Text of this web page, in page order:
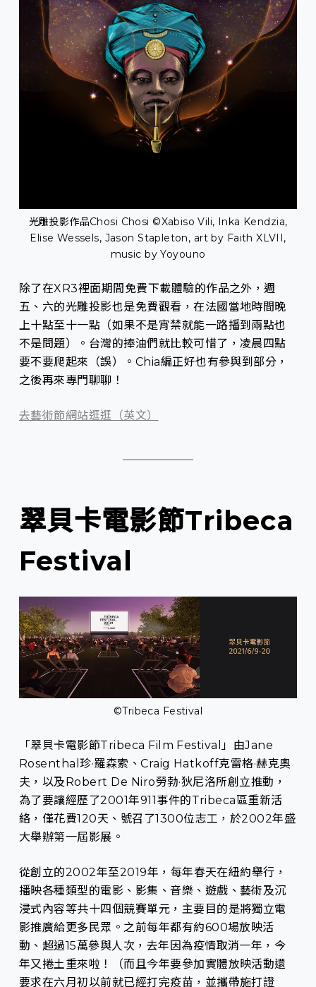
光雕投影作品Chosi Chosi ©Xabiso Vili, Inka Kendzia,
Elise Wessels, Jason Stapleton, art by Faith XLVII,
music by Yoyouno
除了在XR3裡面期間免費下載體驗的作品之外，週
五、六的光雕投影也是免費觀看，在法國當地時間晚
上十點至十一點（如果不是宵禁就能一路播到兩點也
不是問題）。台灣的捧油們就比較可惜了，凌晨四點
要不要爬起來（誤）。Chia編正好也有參與到部分，
之後再來專門聊聊！
去藝術節網站逛逛（英文）
翠貝卡電影節Tribeca
Festival
©Tribeca Festival
「翠貝卡電影節Tribeca Film Festival」由Jane
Rosenthal珍·羅森索、Craig Hatkoff克雷格·赫克奧
夫，以及Robert De Niro勞勃·狄尼洛所創立推動，
為了要讓經歷了2001年911事件的Tribeca區重新活
絡，僅花費120天、號召了1300位志工，於2002年盛
大舉辦第一屆影展。
從創立的2002年至2019年，每年春天在紐約舉行，
播映各種類型的電影、影集、音樂、遊戲、藝術及沉
浸式內容等共十四個競賽單元，主要目的是將獨立電
影推廣給更多民眾。之前每年都有約600場放映活
動、超過15萬參與人次，去年因為疫情取消一年，今
年又捲土重來啦！（而且今年要參加實體放映活動還
要求在六月初以前就已經打完疫苗，並攜帶施打證